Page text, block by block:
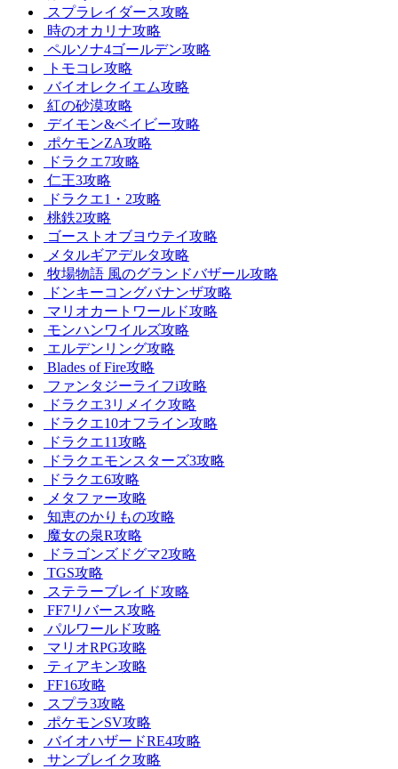
スプラレイダース攻略
時のオカリナ攻略
ペルソナ4ゴールデン攻略
トモコレ攻略
バイオレクイエム攻略
紅の砂漠攻略
デイモン&ベイビー攻略
ポケモンZA攻略
ドラクエ7攻略
仁王3攻略
ドラクエ1・2攻略
桃鉄2攻略
ゴーストオブヨウテイ攻略
メタルギアデルタ攻略
牧場物語 風のグランドバザール攻略
ドンキーコングバナンザ攻略
マリオカートワールド攻略
モンハンワイルズ攻略
エルデンリング攻略
Blades of Fire攻略
ファンタジーライフi攻略
ドラクエ3リメイク攻略
ドラクエ10オフライン攻略
ドラクエ11攻略
ドラクエモンスターズ3攻略
ドラクエ6攻略
メタファー攻略
知恵のかりもの攻略
魔女の泉R攻略
ドラゴンズドグマ2攻略
TGS攻略
ステラーブレイド攻略
FF7リバース攻略
パルワールド攻略
マリオRPG攻略
ティアキン攻略
FF16攻略
スプラ3攻略
ポケモンSV攻略
バイオハザードRE4攻略
サンブレイク攻略